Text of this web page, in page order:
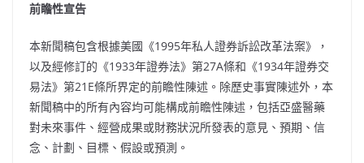
前瞻性宣告
本新聞稿包含根據美國《1995年私人證券訴訟改革法案》，
以及經修訂的《1933年證券法》第27A條和《1934年證券交
易法》第21E條所界定的前瞻性陳述。除歷史事實陳述外，本
新聞稿中的所有內容均可能構成前瞻性陳述，包括亞盛醫藥
對未來事件、經營成果或財務狀況所發表的意見、預期、信
念、計劃、目標、假設或預測。